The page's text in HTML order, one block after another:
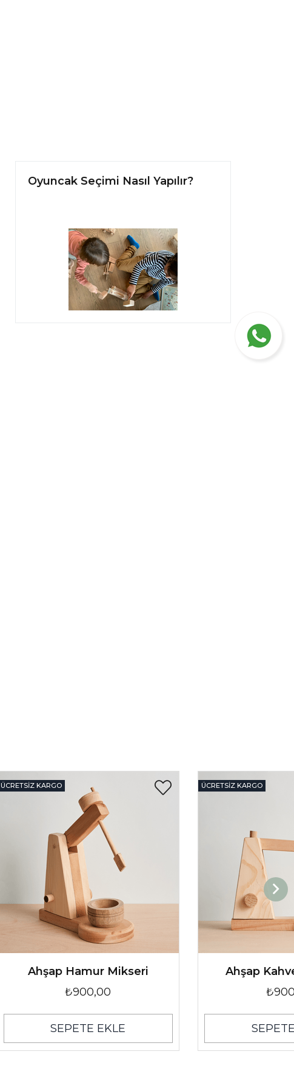
Oyuncak Seçimi Nasıl Yapılır?
Ahşap Hamur Mikseri
₺900,00
SEPETE EKLE
ÜCRETSIZ KARGO
Ahşap
ÜCRETSIZ KARGO